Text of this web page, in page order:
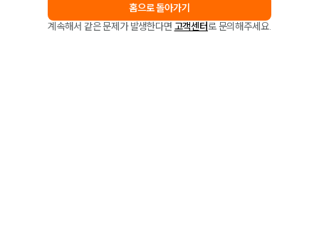
홈으로 돌아가기
계속해서 같은 문제가 발생한다면 고객센터로 문의해주세요.